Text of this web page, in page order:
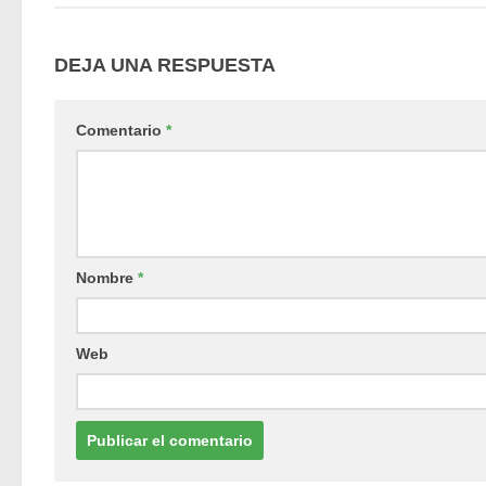
DEJA UNA RESPUESTA
Comentario *
Nombre *
Web